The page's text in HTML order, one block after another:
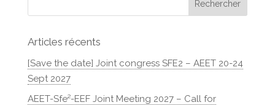
Articles récents
[Save the date] Joint congress SFE2 – AEET 20-24
Sept 2027
AEET-Sfe²-EEF Joint Meeting 2027 – Call for